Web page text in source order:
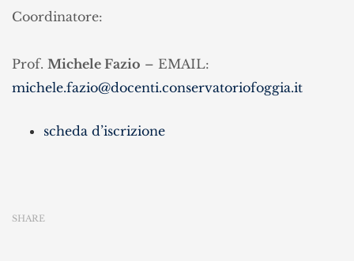
Coordinatore:
Prof. Michele Fazio – EMAIL:
michele.fazio@docenti.conservatoriofoggia.it
scheda d’iscrizione
SHARE